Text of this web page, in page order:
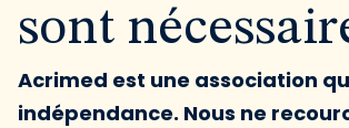
sont
Acrimed est une association
indépendance. Nous ne